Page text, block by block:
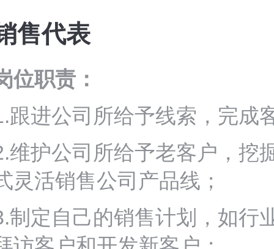
售代表
位职责：
跟进公司所给予线索，完成
维护公司所给予老客户，挖
灵活销售公司产品线；
制定自己的销售计划，如行